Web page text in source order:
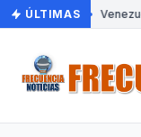
ÚLTIMAS